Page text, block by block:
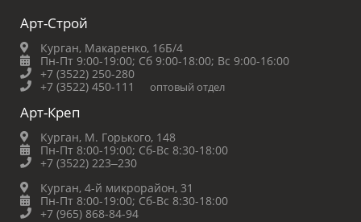
Арт-Строй
Курган, Макаренко, 16Б/4
Пн-Пт 9:00-19:00; Сб 9:00-18:00; Вс 9:00-16:00
+7 (3522) 250-280
+7 (3522) 450-111
оптовый отдел
Арт-Креп
Курган, М. Горького, 148
Пн-Пт 8:00-19:00; Сб-Вс 8:30-18:00
+7 (3522) 223‒230
Курган, 4-й микрорайон, 31
Пн-Пт 8:00-19:00; Сб-Вс 8:30-18:00
+7 (965) 868-84-94